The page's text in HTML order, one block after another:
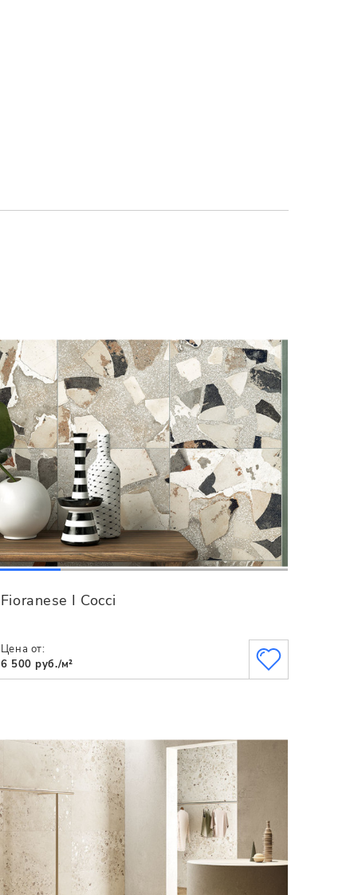
Fioranese I Cocci
Цена от:
6 500 руб./м²